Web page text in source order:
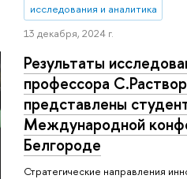
исследования и аналитика
13 декабря, 2024 г.
Результаты
профессора
представлены
Международной
Белгороде
Стратегические направления